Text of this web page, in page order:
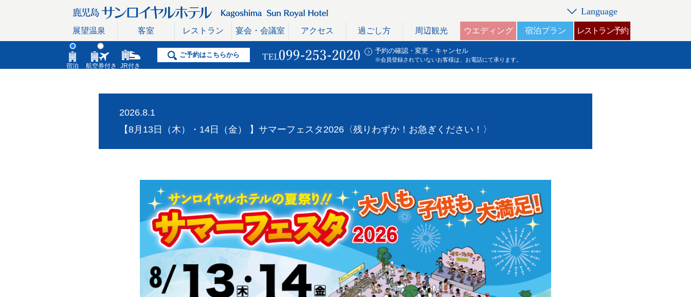
展望温泉 客室 レストラン 宴会・会議室 アクセス 過ごし方 周辺観光 ウエディング 宿泊プラン レストラン予約
Language
宿泊 航空券付き JR付き
ご予約はこちらから
予約の確認・変更・キャンセル
※会員登録されていないお客様は、お電話にて承ります。
2026.8.1
【8月13日（木）・14日（金） 】サマーフェスタ2026〈残りわずか！お急ぎください！〉